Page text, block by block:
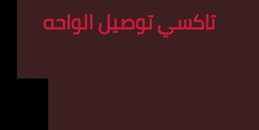
تاكسي توصيل الواحه